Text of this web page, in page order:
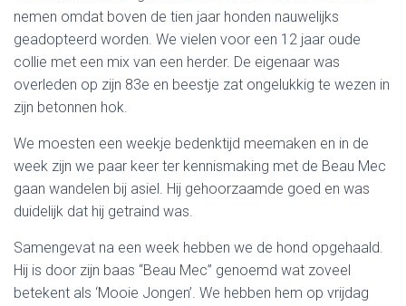
nemen omdat boven de tien jaar honden nauwelijks
geadopteerd worden. We vielen voor een 12 jaar oude
collie met een mix van een herder. De eigenaar was
overleden op zijn 83e en beestje zat ongelukkig te wezen in
zijn betonnen hok.
We moesten een weekje bedenktijd meemaken en in de
week zijn we paar keer ter kennismaking met de Beau Mec
gaan wandelen bij asiel. Hij gehoorzaamde goed en was
duidelijk dat hij getraind was.
Samengevat na een week hebben we de hond opgehaald.
Hij is door zijn baas “Beau Mec” genoemd wat zoveel
betekent als ‘Mooie Jongen’. We hebben hem op vrijdag